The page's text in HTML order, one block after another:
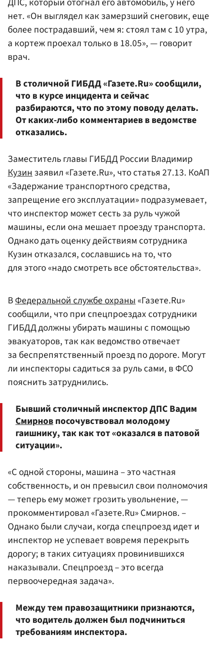
нет. «Он выглядел как замерзший снеговик, еще
более пострадавший, чем я: стоял там с 10 утра,
а кортеж проехал только в 18.05», — говорит
врач.
В столичной ГИБДД «Газете.Ru» сообщили,
что в курсе инцидента и сейчас
разбираются, что по этому поводу делать.
От каких-либо комментариев в ведомстве
отказались.
Заместитель главы ГИБДД России Владимир
Кузинзаявил «Газете.Ru», что статья 27.13. КоАП
«Задержание транспортного средства,
запрещение его эксплуатации» подразумевает,
что инспектор может сесть за руль чужой
машины, если она мешает проезду транспорта.
Однако дать оценку действиям сотрудника
Кузин отказался, сославшись на то, что
для этого «надо смотреть все обстоятельства».
ВФедеральной службе охраны«Газете.Ru»
сообщили, что при спецпроездах сотрудники
ГИБДД должны убирать машины с помощью
эвакуаторов, так как ведомство отвечает
за беспрепятственный проезд по дороге. Могут
ли инспекторы садиться за руль сами, в ФСО
пояснить затруднились.
Бывший столичный инспектор ДПС Вадим
Смирновпосочувствовал молодому
гаишнику, так как тот «оказался в патовой
ситуации».
«С одной стороны, машина – это частная
собственность, и он превысил свои полномочия
— теперь ему может грозить увольнение, —
прокомментировал «Газете.Ru» Смирнов. –
Однако были случаи, когда спецпроезд идет и
инспектор не успевает вовремя перекрыть
дорогу; в таких ситуациях провинившихся
наказывали. Спецпроезд – это всегда
первоочередная задача».
Между тем правозащитники признаются,
что водитель должен был подчиниться
требованиям инспектора.